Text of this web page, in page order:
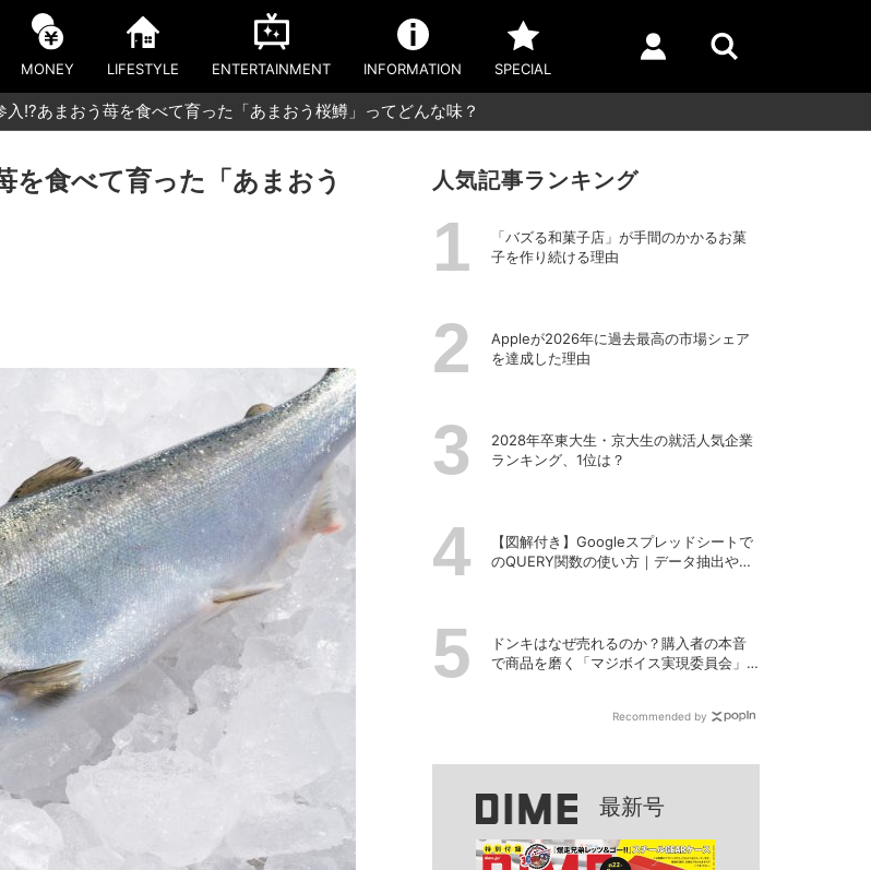
MONEY LIFESTYLE ENTERTAINMENT INFORMATION SPECIAL
!?あまおう苺を食べて育った「あまおう桜鱒」ってどんな味？
を食べて育った「あまおう
人気記事ランキング
「バズる和菓子店」が手間のかかるお菓
子を作り続ける理由
Appleが2026年に過去最⾼の市場シェア
を達成した理由
2028年卒東大生・京大生の就活人気企業
ランキング、1位は？
【図解付き】Googleスプレッドシートで
のQUERY関数の使い方｜データ抽出や並
ドンキはなぜ売れるのか？購入者の本音
で商品を磨く「マジボイス実現委員会」
Recommended by
最新号